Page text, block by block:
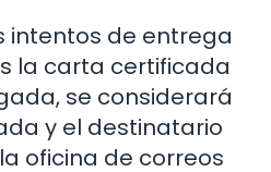
intentos de entrega
la carta certificada
se considerará
y el destinatario
oficina de correos